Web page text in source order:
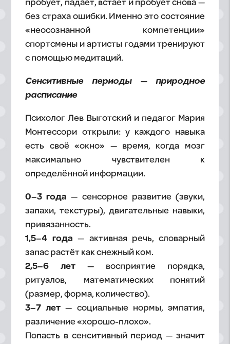
пробует, падает, встаёт и пробует снова —
без страха ошибки. Именно это состояние
«неосознанной компетенции»
спортсмены и артисты годами тренируют
с помощью медитаций.
Сенситивные периоды — природное
расписание
Психолог Лев Выготский и педагог Мария
Монтессори открыли: у каждого навыка
есть своё «окно» — время, когда мозг
максимально чувствителен к
определённой информации.
0–3 года — сенсорное развитие (звуки,
запахи, текстуры), двигательные навыки,
привязанность.
1,5–4 года — активная речь, словарный
запас растёт как снежный ком.
2,5–6 лет — восприятие порядка,
ритуалов, математических понятий
(размер, форма, количество).
3–7 лет — социальные нормы, эмпатия,
различение «хорошо-плохо».
Попасть в сенситивный период — значит